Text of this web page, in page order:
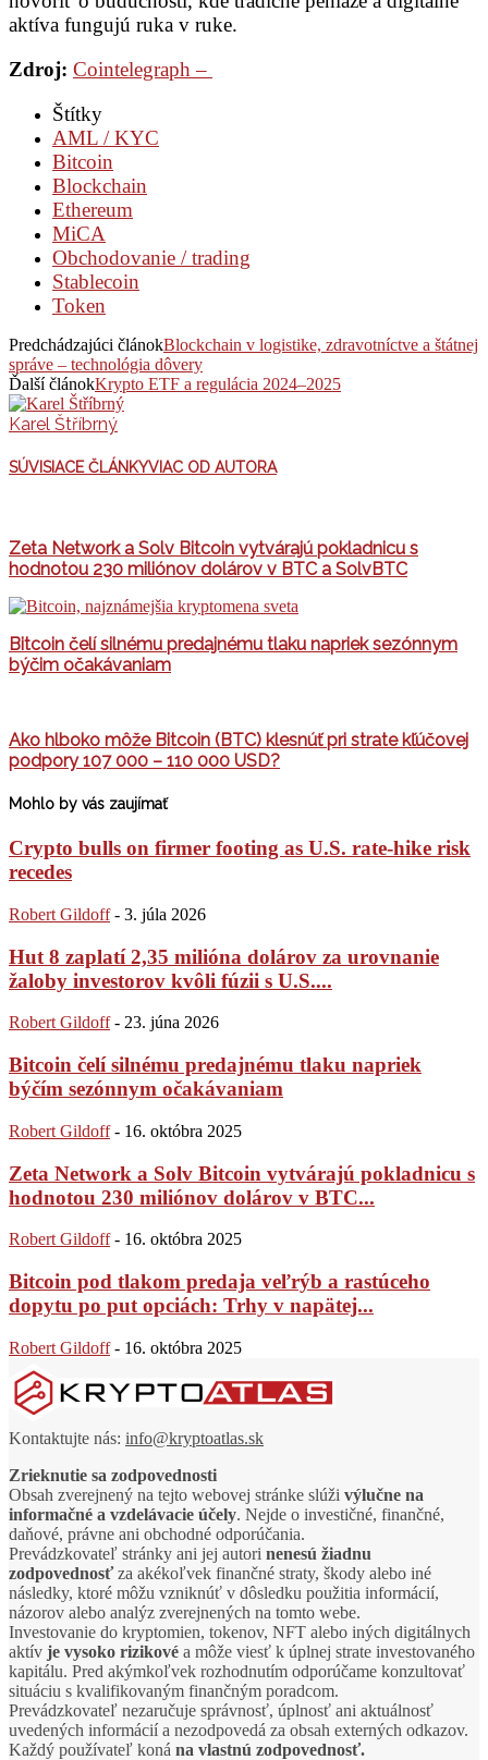
aktíva fungujú ruka v ruke.
Zdroj: Cointelegraph –
Štítky
AML / KYC
Bitcoin
Blockchain
Ethereum
MiCA
Obchodovanie / trading
Stablecoin
Token
Predchádzajúci článokBlockchain v logistike, zdravotníctve a štátnej
správe – technológia dôvery
Ďalší článokKrypto ETF a regulácia 2024–2025
Karel Štříbrný
SÚVISIACE ČLÁNKYVIAC OD AUTORA
Zeta Network a Solv Bitcoin vytvárajú pokladnicu s
hodnotou 230 miliónov dolárov v BTC a SolvBTC
Bitcoin čelí silnému predajnému tlaku napriek sezónnym
býčim očakávaniam
Ako hlboko môže Bitcoin (BTC) klesnúť pri strate kľúčovej
podpory 107 000 – 110 000 USD?
Mohlo by vás zaujímať
Crypto bulls on firmer footing as U.S. rate-hike risk
recedes
Robert Gildoff - 3. júla 2026
Hut 8 zaplatí 2,35 milióna dolárov za urovnanie
žaloby investorov kvôli fúzii s U.S....
Robert Gildoff - 23. júna 2026
Bitcoin čelí silnému predajnému tlaku napriek
býčím sezónnym očakávaniam
Robert Gildoff - 16. októbra 2025
Zeta Network a Solv Bitcoin vytvárajú pokladnicu s
hodnotou 230 miliónov dolárov v BTC...
Robert Gildoff - 16. októbra 2025
Bitcoin pod tlakom predaja veľrýb a rastúceho
dopytu po put opciách: Trhy v napätej...
Robert Gildoff - 16. októbra 2025
Kontaktujte nás: info@kryptoatlas.sk
Zrieknutie sa zodpovednosti
Obsah zverejnený na tejto webovej stránke slúži výlučne na
informačné a vzdelávacie účely. Nejde o investičné, finančné,
daňové, právne ani obchodné odporúčania.
Prevádzkovateľ stránky ani jej autori nenesú žiadnu
zodpovednosťza akékoľvek finančné straty, škody alebo iné
následky, ktoré môžu vzniknúť v dôsledku použitia informácií,
názorov alebo analýz zverejnených na tomto webe.
Investovanie do kryptomien, tokenov, NFT alebo iných digitálnych
aktív je vysoko rizikové a môže viesť k úplnej strate investovaného
kapitálu. Pred akýmkoľvek rozhodnutím odporúčame konzultovať
situáciu s kvalifikovaným finančným poradcom.
Prevádzkovateľ nezaručuje správnosť, úplnosť ani aktuálnosť
uvedených informácií a nezodpovedá za obsah externých odkazov.
Každý používateľ koná na vlastnú zodpovednosť.